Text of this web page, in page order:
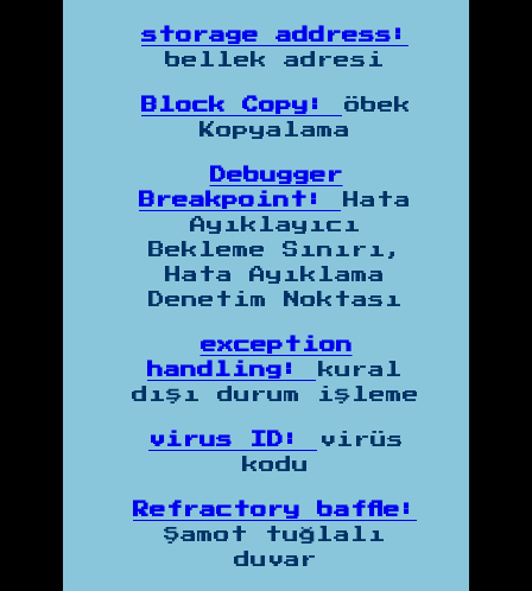
storage address:
bellek adresi
Block Copy:
Öbek
Kopyalama
Debugger
Breakpoint:
Hata
Ayıklayıcı
Bekleme Sınırı,
Hata Ayıklama
Denetim Noktası
exception
handling:
kural
dışı durum işleme
virus ID:
virüs
kodu
Refractory baffle:
Şamot tuğlalı
duvar